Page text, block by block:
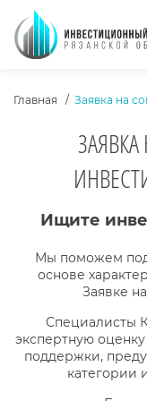
ХЛЕБНЫЕ
Главная Заявка на
Ищите
Мы поможем
основе
Заявке
Специалисты
экспертную
поддержки,
категории